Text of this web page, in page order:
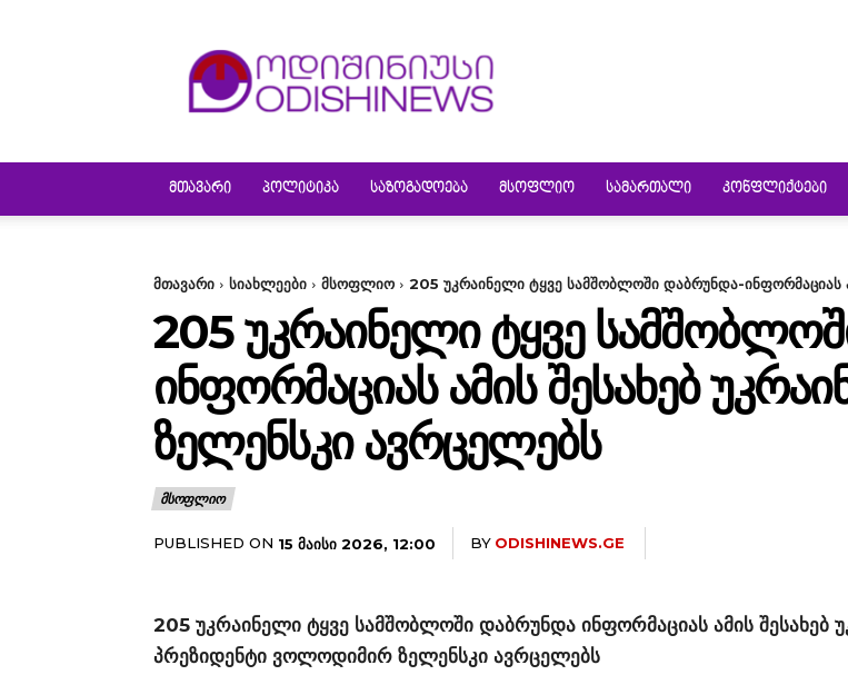
ᲛᲗᲐᲕᲐᲠᲘ ᲞᲝᲚᲘᲢᲘᲙᲐ ᲡᲐᲖᲝᲒᲐᲓᲝᲔᲑᲐ ᲛᲡᲝᲤᲚᲘᲝ ᲡᲐᲛᲐᲠᲗᲐᲚᲘ ᲙᲝᲜᲤᲚᲘᲥᲢᲔᲑᲘ
მთავარი სიახლეები მსოფლიო 205 უკრაინელი ტყვე სამშობლოში დაბრუნდა-ინფორმაციას
205 ᲣᲙᲠᲐᲘᲜᲔᲚᲘ ᲢᲧᲕᲔ
ᲘᲜᲤᲝᲠᲛᲐᲪᲘᲐᲡ ᲐᲛᲘᲡ ᲨᲔᲡᲐᲮᲔᲑ
ᲖᲔᲚᲔᲜᲡᲙᲘ ᲐᲕᲠᲪᲔᲚᲔᲑᲡ
ᲛᲡᲝᲤᲚᲘᲝ
PUBLISHED ON 15 ᲛᲐᲘᲡᲘ 2026, 12:00 BY ODISHINEWS.GE
205 უკრაინელი ტყვე სამშობლოში დაბრუნდა ინფორმაციას ამის შესახებ
პრეზიდენტი ვოლოდიმირ ზელენსკი ავრცელებს